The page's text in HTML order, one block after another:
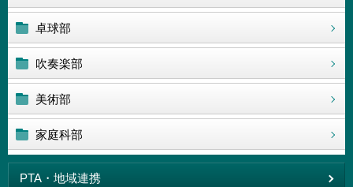
卓球部
吹奏楽部
美術部
家庭科部
PTA・地域連携